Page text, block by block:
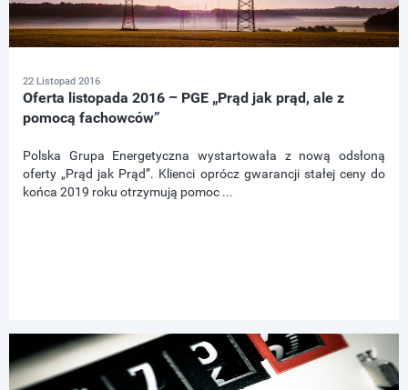
22 Listopad 2016
Oferta listopada 2016 – PGE „Prąd jak prąd, ale z
pomocą fachowców”
Polska Grupa Energetyczna wystartowała z nową odsłoną
oferty „Prąd jak Prąd”. Klienci oprócz gwarancji stałej ceny do
końca 2019 roku otrzymują pomoc ...